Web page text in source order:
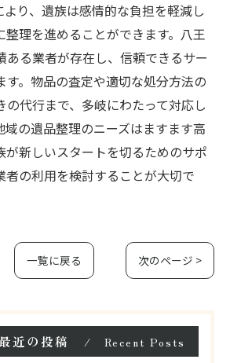
より、遺族は感情的な負担を軽減し
整理を進めることができます。八王
ある業者が存在し、信頼できるサー
す。物品の査定や適切な処分方法の
の代行まで、多岐にわたって対応し
域の遺品整理のニーズはますます高
が新しいスタートを切るためのサポ
者の利用を検討することが大切で
一覧に戻る 次のページ >
最近の投稿 Recent Posts